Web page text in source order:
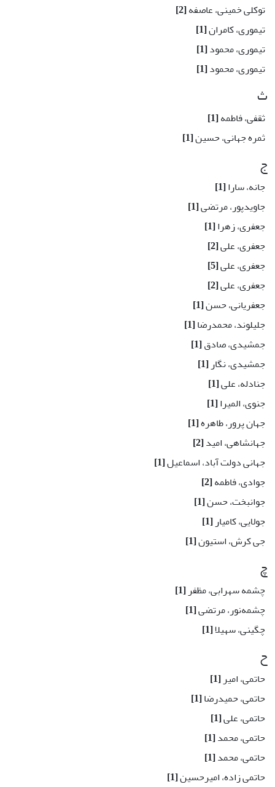
توکلی خمینی، عاصفه[2]
تیموری، کامران[1]
تیموری، محمود[1]
تیموری، محمود[1]
ث
ثقفی، فاطمه[1]
ثمره جهانی، حسین[1]
ج
جانه، سارا[1]
جاویدپور، مرتضی[1]
جعفری، زهرا[1]
جعفری، علی[2]
جعفری، علی[5]
جعفری، علی[2]
جعفریانی، حسن[1]
جلیلوند، محمدرضا[1]
جمشیدی، صادق[1]
جمشیدی، نگار[1]
جنادله، علی[1]
جنوی، المیرا[1]
جهان پرور، طاهره[1]
جهانشاهی، امید[2]
جهانی دولت آباد، اسماعیل[1]
جوادی، فاطمه[2]
جوانبخت، حسن[1]
جولایی، کامیار[1]
جی کرش، استیون[1]
چ
چشمه سهرابی، مظفر[1]
چشمه‌نور، مرتضی[1]
چگینی، سهیلا[1]
ح
حاتمی، امیر[1]
حاتمی، حمیدرضا[1]
حاتمی، علی[1]
حاتمی، محمد[1]
حاتمی، محمد[1]
حاتمی زاده، امیرحسین[1]